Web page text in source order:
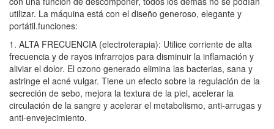
utilizar. La máquina está con el diseño generoso, elegante y
portátil.funciones:
1. ALTA FRECUENCIA (electroterapia): Utilice corriente de alta
frecuencia y de rayos infrarrojos para disminuir la inflamación y
aliviar el dolor. El ozono generado elimina las bacterias, sana y
astringe el acné vulgar. Tiene un efecto sobre la regulación de la
secreción de sebo, mejora la textura de la piel, acelerar la
circulación de la sangre y acelerar el metabolismo, anti-arrugas y
anti-envejecimiento.